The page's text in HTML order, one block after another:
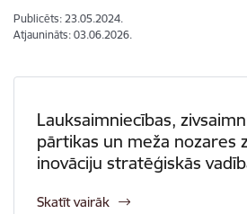
Publicēts: 23.05.2024.
Atjaunināts: 03.06.2026.
Lauksaimniecības,
pārtikas un meža nozares
inovāciju stratēģiskās
Skatīt vairāk